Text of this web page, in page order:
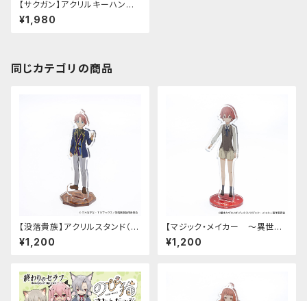
【サクガン】アクリルキーハンガ
ー
¥1,980
同じカテゴリの商品
【没落貴族】アクリルスタンド（リ
アム）
¥1,200
【マジック・メイカー ～異世界
魔法の作り方～】アクリルスタン
ド（シオン）
¥1,200